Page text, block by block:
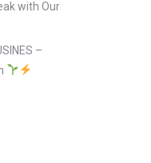
with Our
–